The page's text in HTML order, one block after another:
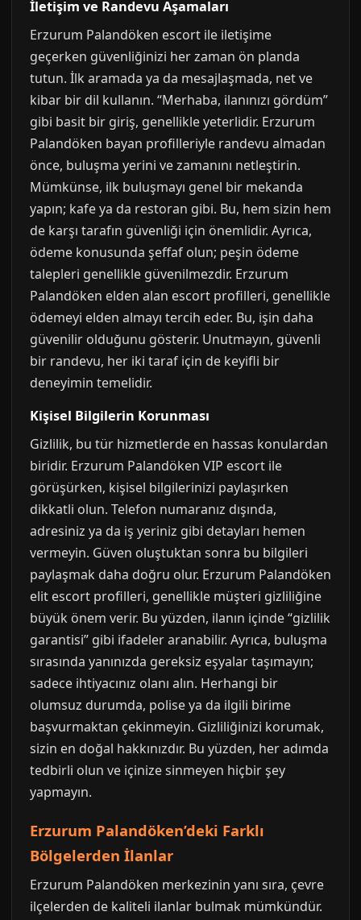
İletişim ve Randevu Aşamaları
Erzurum Palandöken escort ile iletişime
geçerken güvenliğinizi her zaman ön planda
tutun. İlk aramada ya da mesajlaşmada, net ve
kibar bir dil kullanın. “Merhaba, ilanınızı gördüm”
gibi basit bir giriş, genellikle yeterlidir. Erzurum
Palandöken bayan profilleriyle randevu almadan
önce, buluşma yerini ve zamanını netleştirin.
Mümkünse, ilk buluşmayı genel bir mekanda
yapın; kafe ya da restoran gibi. Bu, hem sizin hem
de karşı tarafın güvenliği için önemlidir. Ayrıca,
ödeme konusunda şeffaf olun; peşin ödeme
talepleri genellikle güvenilmezdir. Erzurum
Palandöken elden alan escort profilleri, genellikle
ödemeyi elden almayı tercih eder. Bu, işin daha
güvenilir olduğunu gösterir. Unutmayın, güvenli
bir randevu, her iki taraf için de keyifli bir
deneyimin temelidir.
Kişisel Bilgilerin Korunması
Gizlilik, bu tür hizmetlerde en hassas konulardan
biridir. Erzurum Palandöken VIP escort ile
görüşürken, kişisel bilgilerinizi paylaşırken
dikkatli olun. Telefon numaranız dışında,
adresiniz ya da iş yeriniz gibi detayları hemen
vermeyin. Güven oluştuktan sonra bu bilgileri
paylaşmak daha doğru olur. Erzurum Palandöken
elit escort profilleri, genellikle müşteri gizliliğine
büyük önem verir. Bu yüzden, ilanın içinde “gizlilik
garantisi” gibi ifadeler aranabilir. Ayrıca, buluşma
sırasında yanınızda gereksiz eşyalar taşımayın;
sadece ihtiyacınız olanı alın. Herhangi bir
olumsuz durumda, polise ya da ilgili birime
başvurmaktan çekinmeyin. Gizliliğinizi korumak,
sizin en doğal hakkınızdır. Bu yüzden, her adımda
tedbirli olun ve içinize sinmeyen hiçbir şey
yapmayın.
Erzurum Palandöken’deki Farklı
Bölgelerden İlanlar
Erzurum Palandöken merkezinin yanı sıra, çevre
ilçelerden de kaliteli ilanlar bulmak mümkündür.